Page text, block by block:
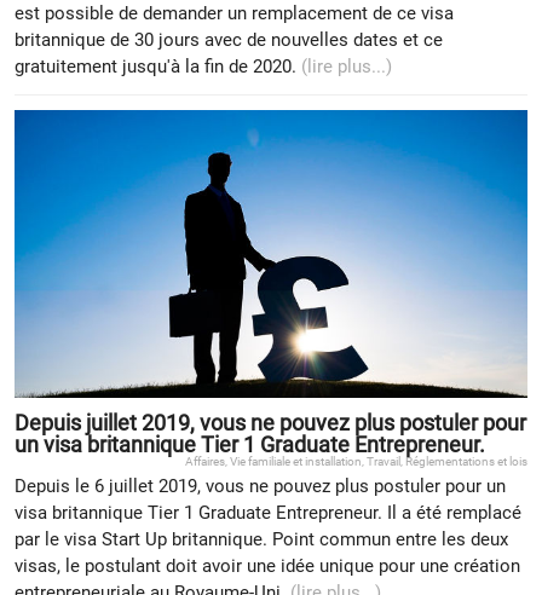
est possible de demander un remplacement de ce visa
britannique de 30 jours avec de nouvelles dates et ce
gratuitement jusqu'à la fin de 2020. (lire plus...)
Depuis juillet 2019, vous ne pouvez plus postuler pour
un visa britannique Tier 1 Graduate Entrepreneur.
Affaires,Vie familiale et installation,Travail, Réglementations et lois
Depuis le 6 juillet 2019, vous ne pouvez plus postuler pour un
visa britannique Tier 1 Graduate Entrepreneur. Il a été remplacé
par le visa Start Up britannique. Point commun entre les deux
visas, le postulant doit avoir une idée unique pour une création